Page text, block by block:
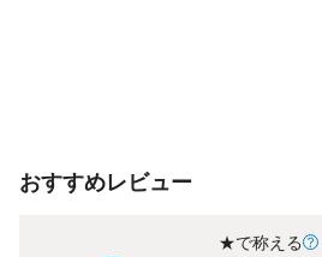
おすすめレビュー
★で称える